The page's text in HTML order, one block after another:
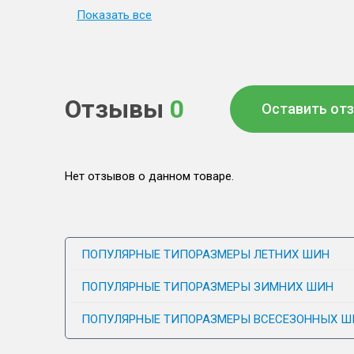
Показать все
Отзывы 0 Оставить
Нет отзывов о данном товаре.
ПОПУЛЯРНЫЕ ТИПОРАЗМЕРЫ ЛЕТНИХ ШИН
ПОПУЛЯРНЫЕ ТИПОРАЗМЕРЫ ЗИМНИХ ШИН
ПОПУЛЯРНЫЕ ТИПОРАЗМЕРЫ ВСЕСЕЗОННЫХ